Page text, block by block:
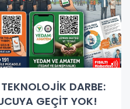
DARBE:
GEÇİT YOK!